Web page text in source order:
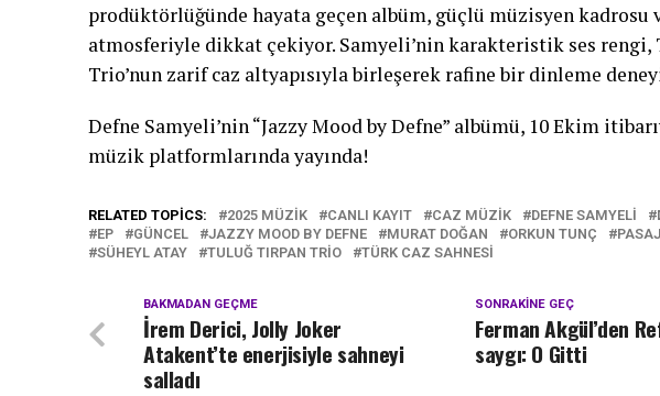
prodüktörlüğünde hayata geçen albüm, güçlü müzisyen kadrosu
atmosferiyle dikkat çekiyor. Samyeli’nin karakteristik ses rengi,
Trio’nun zarif caz altyapısıyla birleşerek rafine bir dinleme
Defne Samyeli’nin “Jazzy Mood by Defne” albümü, 10 Ekim
müzik platformlarında yayında!
RELATED TOPICS: 2025 MÜZIK CANLI KAYIT CAZ MÜZIK DEFNE SAMYELI
EP
GÜNCEL JAZZY MOOD BY DEFNE MURAT DOĞAN ORKUN TUNÇ
SÜHEYL ATAY
TULUĞ TIRPAN TRIO TÜRK CAZ SAHNESI
SONRAKINE GEÇ
Ferman Akgül’den
saygı: O Gitti
BAKMADAN GEÇME
İrem Derici, Jolly Joker
Atakent’te enerjisiyle sahneyi
salladı